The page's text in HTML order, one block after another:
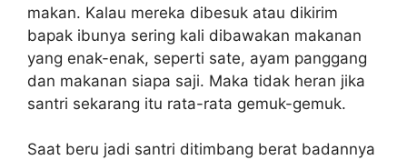
makan. Kalau mereka dibesuk atau dikirim
bapak ibunya sering kali dibawakan makanan
yang enak-enak, seperti sate, ayam panggang
dan makanan siapa saji. Maka tidak heran jika
santri sekarang itu rata-rata gemuk-gemuk.
Saat beru jadi santri ditimbang berat badannya